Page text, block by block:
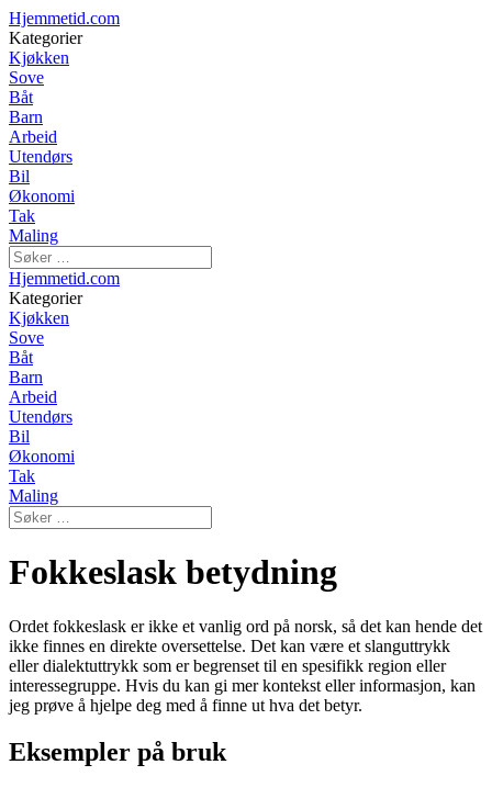
Hjemmetid.com
Kategorier
Kjøkken
Sove
Båt
Barn
Arbeid
Utendørs
Bil
Økonomi
Tak
Maling
Hjemmetid.com
Kategorier
Kjøkken
Sove
Båt
Barn
Arbeid
Utendørs
Bil
Økonomi
Tak
Maling
Fokkeslask betydning
Ordet fokkeslask er ikke et vanlig ord på norsk, så det kan hende det
ikke finnes en direkte oversettelse. Det kan være et slanguttrykk
eller dialektuttrykk som er begrenset til en spesifikk region eller
interessegruppe. Hvis du kan gi mer kontekst eller informasjon, kan
jeg prøve å hjelpe deg med å finne ut hva det betyr.
Eksempler på bruk